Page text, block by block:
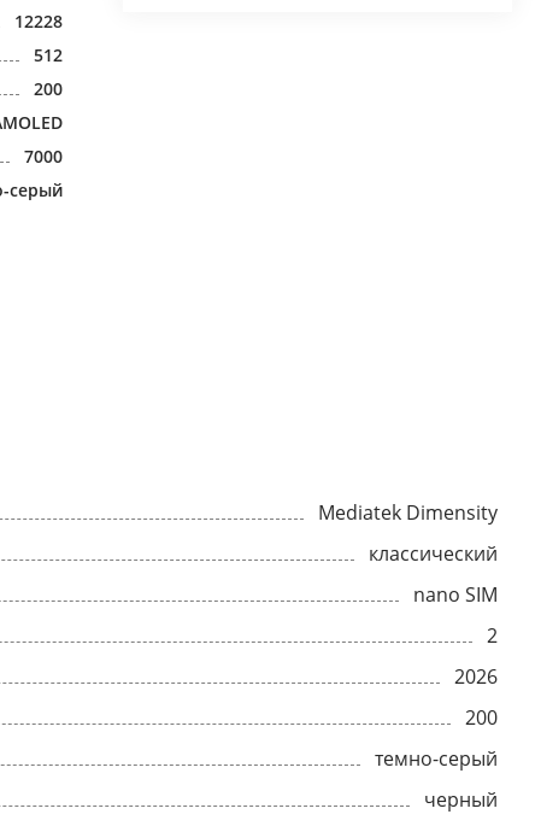
12228
512
200
7000
серый
Mediatek Dimensity
классический
nano SIM
2
2026
200
темно-серый
черный